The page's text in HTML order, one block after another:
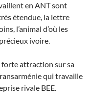
en ANT sont
étendue, la lettre
l’animal d’où les
ivoire.
forte attraction sur sa
qui travaille
rivale BEE.